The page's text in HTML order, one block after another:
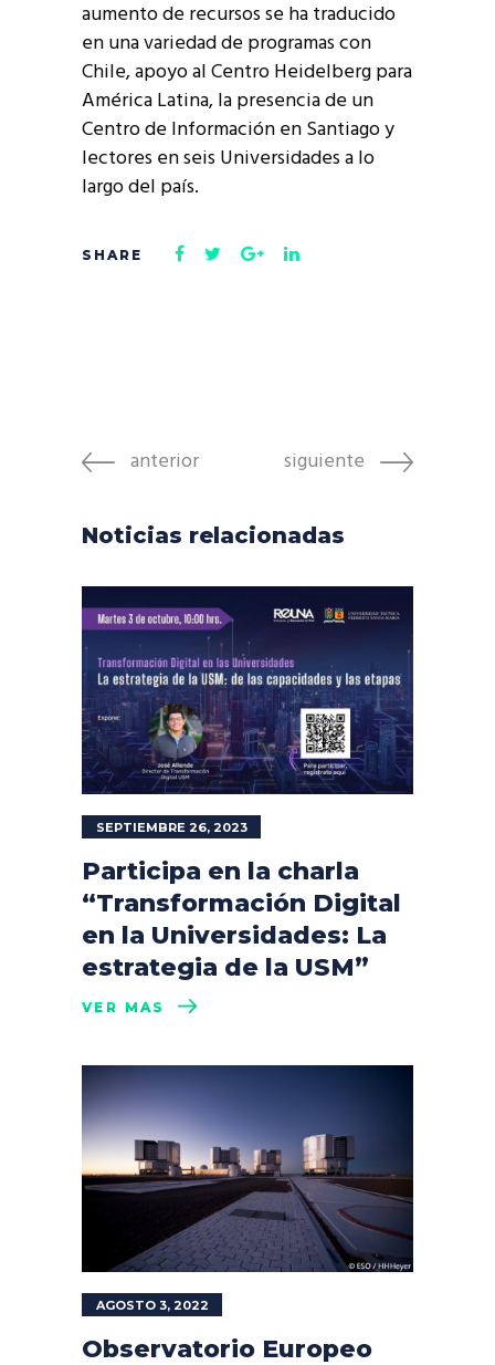
aumento de recursos se ha traducido
en una variedad de programas con
Chile, apoyo al Centro Heidelberg para
América Latina, la presencia de un
Centro de Información en Santiago y
lectores en seis Universidades a lo
largo del país.
anterior siguiente
Noticias relacionadas
SEPTIEMBRE 26, 2023
Participa en la charla
“Transformación Digital
en la Universidades: La
estrategia de la USM”
VER MÁS
AGOSTO 3, 2022
Observatorio Europeo